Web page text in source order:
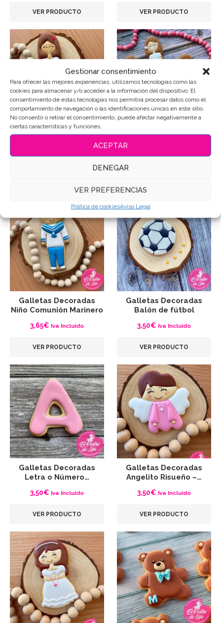
Gestionar consentimiento
Para ofrecer las mejores experiencias, utilizamos tecnologías como las
cookies para almacenar y/o acceder a la información del dispositivo. El
consentimiento de estas tecnologías nos permitirá procesar datos como el
comportamiento de navegación o las identificaciones únicas en este sitio.
No consentir o retirar el consentimiento, puede afectar negativamente a
ciertas características y funciones.
ACEPTAR
DENEGAR
VER PREFERENCIAS
Política de cookiesAviso Legal
VER PRODUCTO VER PRODUCTO
Galletas Decoradas
Muñeca de Comunión
3,65€ Iva Incluido
Galletas Decoradas
3,65€ Iva Incluido
Galletas Decoradas
Niño Comunión Marinero
3,65€ Iva Incluido
VER PRODUCTO
Galletas Decoradas
Balón de fútbol
3,50€ Iva Incluido
VER PRODUCTO
Galletas Decoradas
Letra o Número…
3,50€ Iva Incluido
VER PRODUCTO
Galletas Decoradas
Angelito Risueño –…
3,50€ Iva Incluido
VER PRODUCTO